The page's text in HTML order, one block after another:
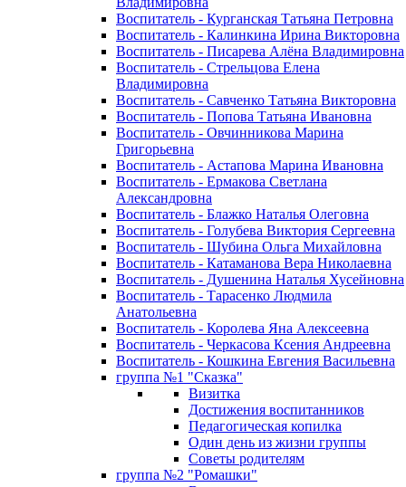
Воспитатель - Курганская Татьяна Петровна
Воспитатель - Калинкина Ирина Викторовна
Воспитатель - Писарева Алёна Владимировна
Воспитатель - Стрельцова Елена
Владимировна
Воспитатель - Савченко Татьяна Викторовна
Воспитатель - Попова Татьяна Ивановна
Воспитатель - Овчинникова Марина
Григорьевна
Воспитатель - Астапова Марина Ивановна
Воспитатель - Ермакова Светлана
Александровна
Воспитатель - Блажко Наталья Олеговна
Воспитатель - Голубева Виктория Сергеевна
Воспитатель - Шубина Ольга Михайловна
Воспитатель - Катаманова Вера Николаевна
Воспитатель - Душенина Наталья Хусейновна
Воспитатель - Тарасенко Людмила
Анатольевна
Воспитатель - Королева Яна Алексеевна
Воспитатель - Черкасова Ксения Андреевна
Воспитатель - Кошкина Евгения Васильевна
группа №1 "Сказка"
Визитка
Достижения воспитанников
Педагогическая копилка
Один день из жизни группы
Советы родителям
группа №2 "Ромашки"